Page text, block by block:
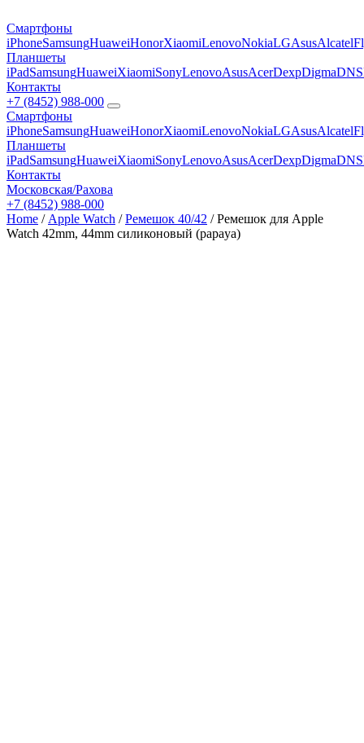
Смартфоны
iPhoneSamsungHuaweiHonorXiaomiLenovoNokiaLGAsusAlcatel
Планшеты
iPadSamsungHuaweiXiaomiSonyLenovoAsusAcerDexpDigmaDNS
Контакты
+7 (8452) 988-000
Смартфоны
iPhoneSamsungHuaweiHonorXiaomiLenovoNokiaLGAsusAlcatel
Планшеты
iPadSamsungHuaweiXiaomiSonyLenovoAsusAcerDexpDigmaDNS
Контакты
Московская/Рахова
+7 (8452) 988-000
Home / Apple Watch /Ремешок 40/42 / Ремешок для Apple
Watch 42mm, 44mm силиконовый (papaya)